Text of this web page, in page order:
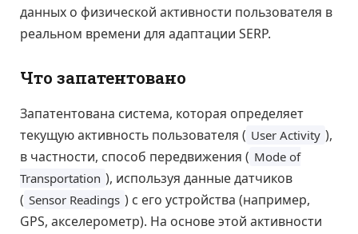
данных о физической активности пользователя в
реальном времени для адаптации SERP.
Что запатентовано
Запатентована система, которая определяет
текущую активность пользователя ( User Activity ),
в частности, способ передвижения ( Mode of
Transportation ), используя данные датчиков
( Sensor Readings ) с его устройства (например,
GPS, акселерометр). На основе этой активности